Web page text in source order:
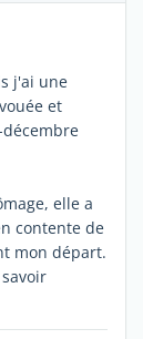
j'ai une
et
elle a
contente de
mon départ.